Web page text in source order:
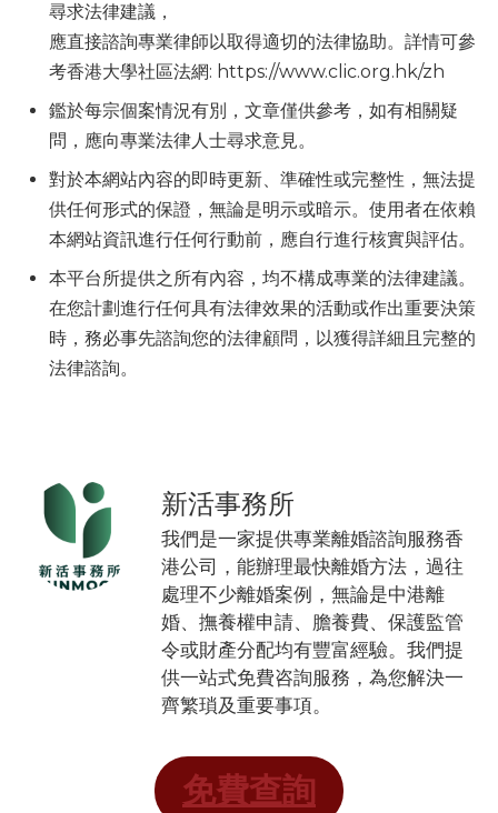
尋求法律建議，
應直接諮詢專業律師以取得適切的法律協助。詳情可參
考香港大學社區法網: https://www.clic.org.hk/zh
鑑於每宗個案情況有別，文章僅供參考，如有相關疑
問，應向專業法律人士尋求意見。
對於本網站內容的即時更新、準確性或完整性，無法提
供任何形式的保證，無論是明示或暗示。使用者在依賴
本網站資訊進行任何行動前，應自行進行核實與評估。
本平台所提供之所有內容，均不構成專業的法律建議。
在您計劃進行任何具有法律效果的活動或作出重要決策
時，務必事先諮詢您的法律顧問，以獲得詳細且完整的
法律諮詢。
新活事務所
我們是一家提供專業離婚諮詢服務香
港公司，能辦理最快離婚方法，過往
處理不少離婚案例，無論是中港離
婚、撫養權申請、膽養費、保護監管
令或財產分配均有豐富經驗。我們提
供一站式免費咨詢服務，為您解決一
齊繁瑣及重要事項。
免費查詢